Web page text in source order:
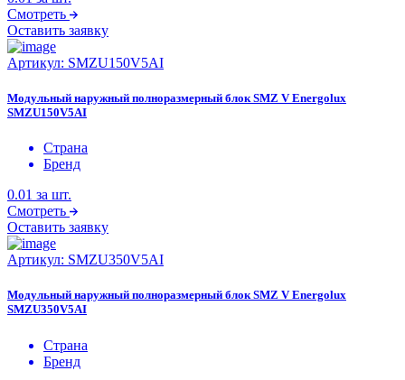
Смотреть
Оставить заявку
Артикул: SMZU150V5AI
Модульный наружный полноразмерный блок SMZ V Energolux
SMZU150V5AI
Страна
Бренд
0.01 за шт.
Смотреть
Оставить заявку
Артикул: SMZU350V5AI
Модульный наружный полноразмерный блок SMZ V Energolux
SMZU350V5AI
Страна
Бренд